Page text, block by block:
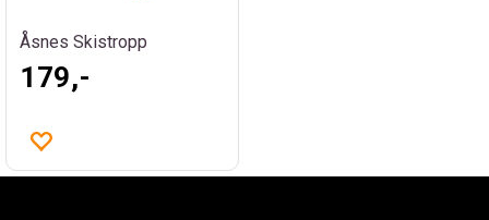
Åsnes Skistropp
179,-